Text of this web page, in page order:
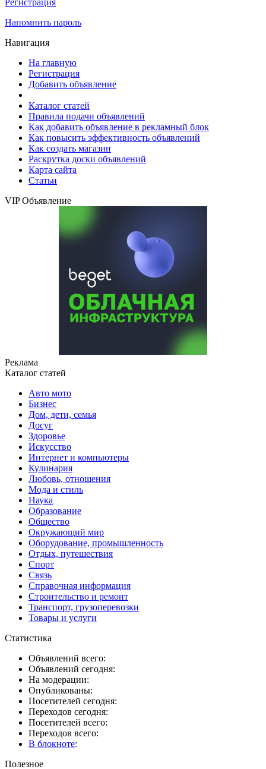
Регистрация
Напомнить пароль
Навигация
На главную
Регистрация
Добавить объявление
Каталог статей
Правила подачи объявлений
Как добавить объявление в рекламный блок
Как повысить эффективность объявлений
Как создать магазин
Раскрутка доски объявлений
Карта сайта
Статьи
VIP Объявление
Реклама
Каталог статей
Авто мото
Бизнес
Дом, дети, семья
Досуг
Здоровье
Искусство
Интернет и компьютеры
Кулинария
Любовь, отношения
Мода и стиль
Наука
Образование
Общество
Окружающий мир
Оборудование, промышленность
Отдых, путешествия
Спорт
Связь
Справочная информация
Строительство и ремонт
Транспорт, грузоперевозки
Товары и услуги
Статистика
Объявлений всего:
Объявлений сегодня:
На модерации:
Опубликованы:
Посетителей сегодня:
Переходов сегодня:
Посетителей всего:
Переходов всего:
В блокноте:
Полезное